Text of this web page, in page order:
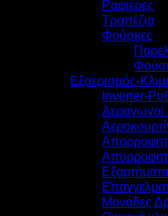
Ραφιέρες
Τραπέζια
Φούσκες
Εξαερισμός-
Inverter-
Αεραγωγοί
Εξαρτήματα
Μονάδες